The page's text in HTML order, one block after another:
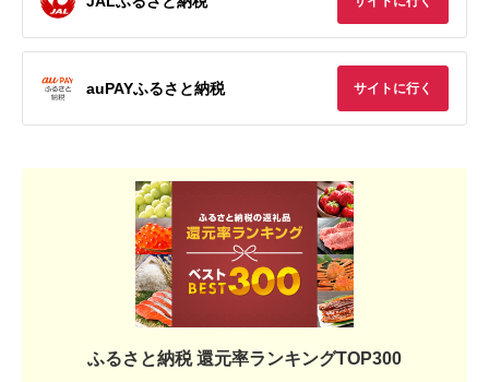
auPAYふるさと納税 サイトに行く
ふるさと納税 還元率ランキングTOP300